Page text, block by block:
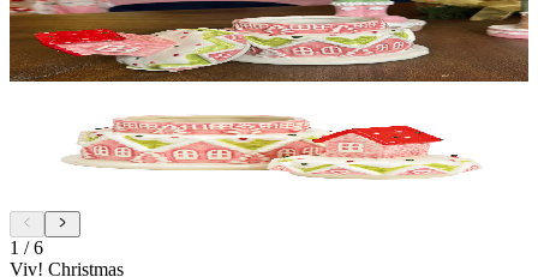
1 /6
Viv! Christmas